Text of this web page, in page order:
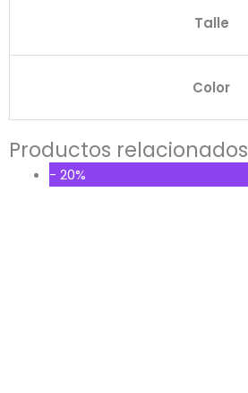
Talle
Color
Productos relacionados
- 20%
price
price